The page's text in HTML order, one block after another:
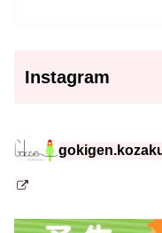
Instagram